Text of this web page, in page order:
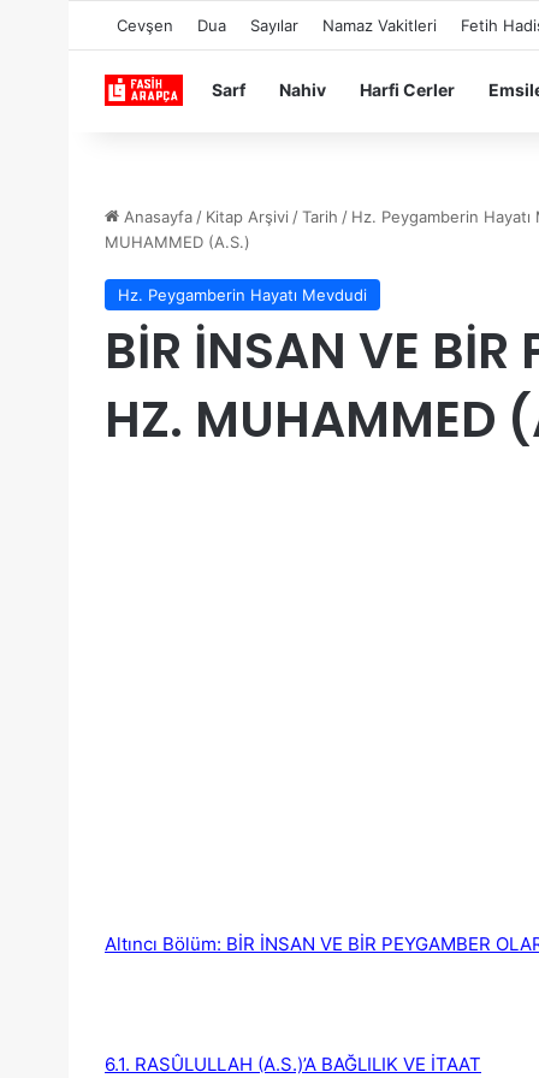
Cevşen Dua Sayılar Namaz Vakitleri Fetih
Sarf Nahiv Harfi Cerler
Anasayfa / Kitap Arşivi /Tarih / Hz. Peygamberin Hayatı
MUHAMMED (A.S.)
Hz. Peygamberin Hayatı Mevdudi
BİR İNSAN VE BİR
HZ. MUHAMMED
Altıncı Bölüm: BİR İNSAN VE BİR PEYGAMBER
6.1. RASÛLULLAH (A.S.)’A BAĞLILIK VE İTAAT